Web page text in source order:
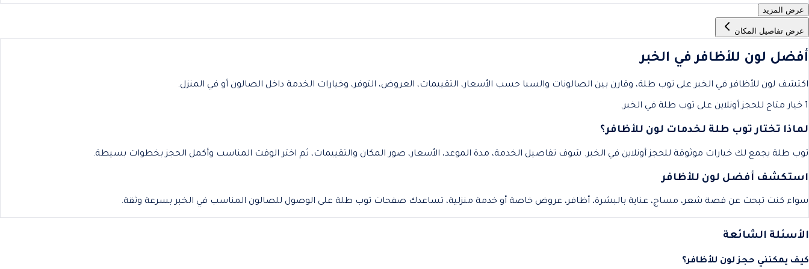
عرض المزيد
عرض تفاصيل المكان
أفضل لون للأظافر في الخبر
اكتشف لون للأظافر في الخبر على توب طلة، وقارن بين الصالونات والسبا حسب الأسعار، التقييمات، العروض، التوفر، وخيارات الخدمة داخل الصالون أو في المنزل.
1 خيار متاح للحجز أونلاين على توب طلة في الخبر.
لماذا تختار توب طلة لخدمات لون للأظافر؟
توب طلة يجمع لك خيارات موثوقة للحجز أونلاين في الخبر. شوف تفاصيل الخدمة، مدة الموعد، الأسعار، صور المكان والتقييمات، ثم اختر الوقت المناسب وأكمل الحجز بخطوات بسيطة.
استكشف أفضل لون للأظافر
سواء كنت تبحث عن قصة شعر، مساج، عناية بالبشرة، أظافر، عروض خاصة أو خدمة منزلية، تساعدك صفحات توب طلة على الوصول للصالون المناسب في الخبر بسرعة وثقة.
الأسئلة الشائعة
كيف يمكنني حجز لون للأظافر؟